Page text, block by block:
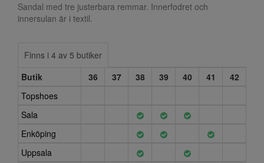
Sandal med tre justerbara remmar. Innerfodret och
innersulan är i textil.
Finns i 4 av 5 butiker
Butik
36 37 38 39 40 41
42
Topshoes
Sala
Enköping
Uppsala